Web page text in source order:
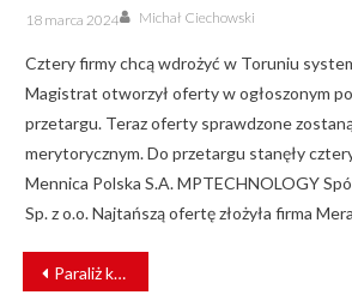
Posted
on
18 marca 2024 Author
Michał Ciechowski
Cztery firmy chcą wdrożyć w Toruniu
Magistrat otworzył oferty w ogłoszonym
przetargu. Teraz oferty sprawdzone
merytorycznym. Do przetargu stanęły
Mennica Polska S.A. MPTECHNOLOGY
Sp. z o.o. Najtańszą ofertę złożyła firma
NAWIGACJA
WPISU
Paraliż kolei w stolicy. Awaria na warszawskim węźle kolejowym